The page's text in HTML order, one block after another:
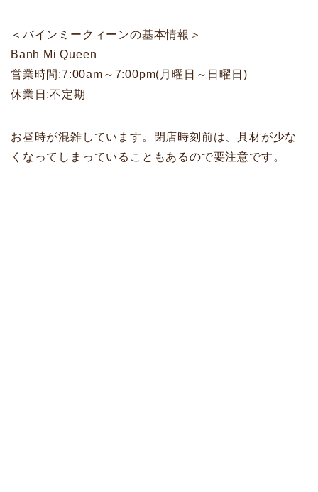
＜バインミークィーンの基本情報＞
Banh Mi Queen
営業時間:7:00am～7:00pm(月曜日～日曜日)
休業日:不定期
お昼時が混雑しています。閉店時刻前は、具材が少な
くなってしまっていることもあるので要注意です。